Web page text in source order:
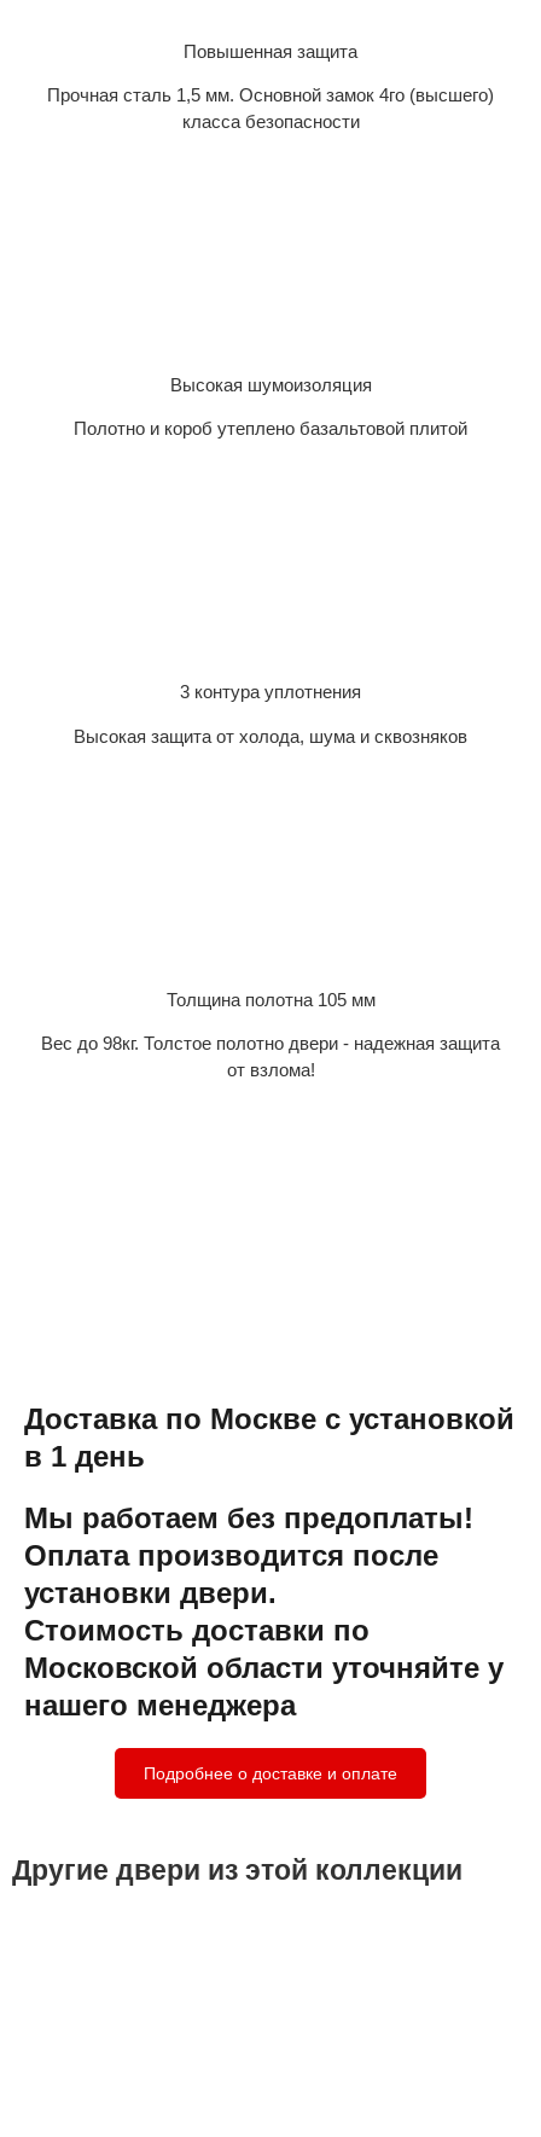
Повышенная защита
Прочная сталь 1,5 мм. Основной замок 4го (высшего)
класса безопасности
Высокая шумоизоляция
Полотно и короб утеплено базальтовой плитой
3 контура уплотнения
Высокая защита от холода, шума и сквозняков
Толщина полотна 105 мм
Вес до 98кг. Толстое полотно двери - надежная защита
от взлома!
Доставка по Москве с установкой
в 1 день
Мы работаем без предоплаты!
Оплата производится после
установки двери.
Стоимость доставки по
Московской области уточняйте у
нашего менеджера
Подробнее о доставке и оплате
Другие двери из этой коллекции